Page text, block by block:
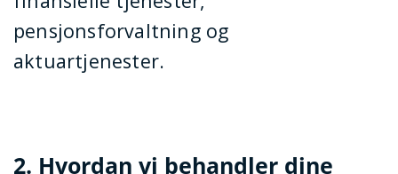
pensjonsforvaltning og
aktuartjenester.
2. Hvordan vi behandler dine